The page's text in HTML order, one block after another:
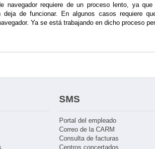
navegador requiere de un proceso lento, ya
deja de funcionar. En algunos casos requiere
Ya se está trabajando en dicho proceso
SMS
Portal del empleado
Correo de la CARM
Consulta de facturas
Centros concertados